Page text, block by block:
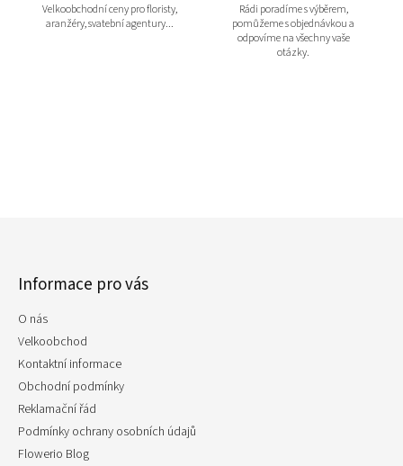
Velkoobchodní ceny pro floristy,
aranžéry, svatební agentury...
Rádi poradíme s výběrem,
pomůžeme s objednávkou a
odpovíme na všechny vaše
otázky.
Informace pro vás
O nás
Velkoobchod
Kontaktní informace
Obchodní podmínky
Reklamační řád
Podmínky ochrany osobních údajů
Flowerio Blog